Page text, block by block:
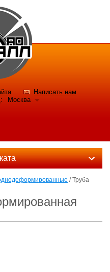
Написать нам
Москва
/ Труба